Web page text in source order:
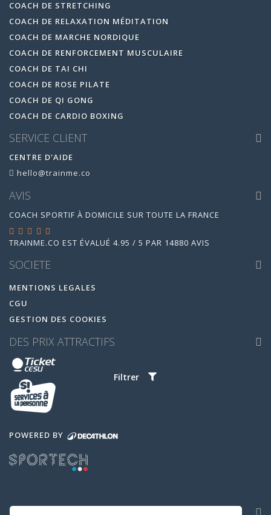
Filtrer
COACH DE STRETCHING
COACH DE RELAXATION MÉDITATION
COACH DE MARCHE NORDIQUE
COACH DE RENFORCEMENT MUSCULAIRE
COACH DE TAI CHI
COACH DE ROSE PILATE
COACH DE QI GONG
COACH DE CARDIO BOXING
SERVICE CLIENT
CENTRE D'AIDE
hello@trainme.co
AVIS
COACH SPORTIF À DOMICILE SUR TOUTE LA FRANCE
TRAINME.CO EST ÉVALUÉ 4.95 / 5 PAR 14880 AVIS
SOCIETE
MENTIONS LEGALES
CGU
GESTION DES COOKIES
DES PRIX ATTRACTIFS
POWERED BY